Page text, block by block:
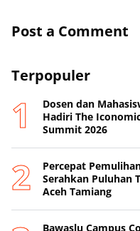
Post a Comment
Terpopuler
Dosen dan
Hadiri The
Summit 2026
Percepat
Serahkan Puluhan
Aceh Tamiang
Bawaslu Campus